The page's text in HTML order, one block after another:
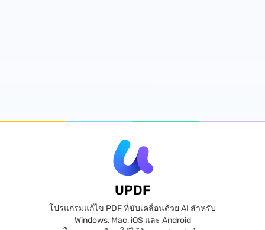
UPDF
โปรแกรมแก้ไข PDF ที่ขับเคลื่อนด้วย AI สำหรับ
Windows, Mac, iOS และ Android